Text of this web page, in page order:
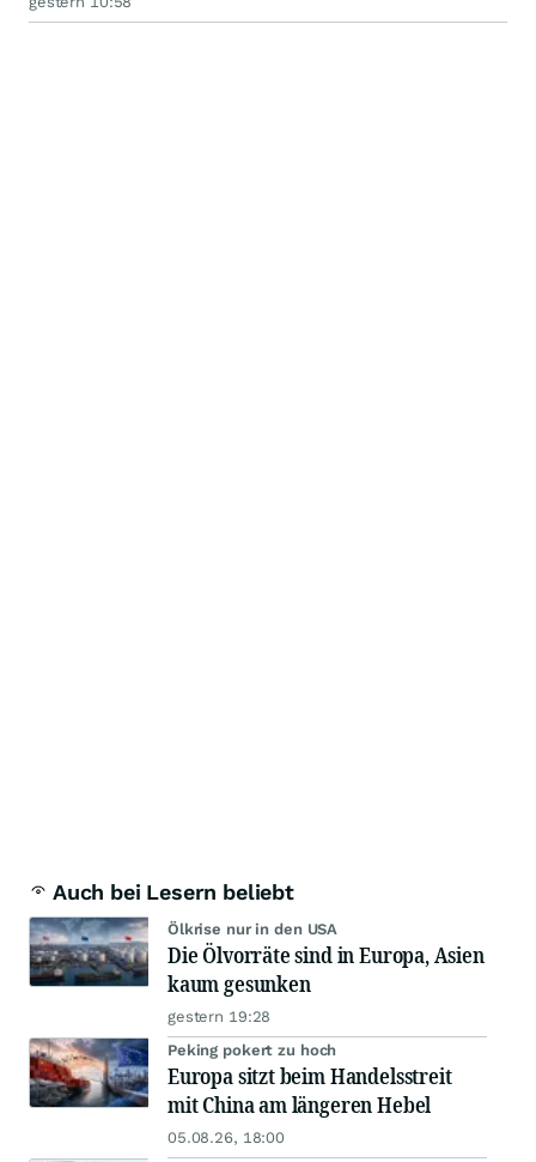
Auch bei Lesern beliebt
Ölkrise nur in den USA
Die Ölvorräte sind in Europa, Asien
kaum gesunken
gestern 19:28
Peking pokert zu hoch
Europa sitzt beim Handelsstreit
mit China am längeren Hebel
05.08.26, 18:00